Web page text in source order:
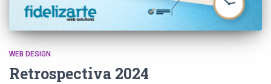
WEB DESIGN
Retrospectiva 2024